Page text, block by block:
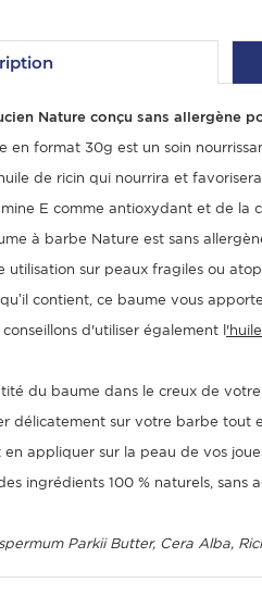
Nature conçu sans allergène
en format 30g est un soin
de ricin qui nourrira et
E comme antioxydant et de la
à barbe Nature est sans
sur peaux fragiles ou
contient, ce baume vous
d'utiliser également l
du baume dans le creux de
délicatement sur votre barbe tout
appliquer sur la peau de vos
ingrédients 100 % naturels, sans
Parkii Butter, Cera Alba,